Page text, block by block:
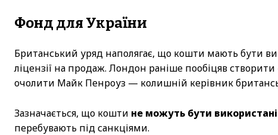
Фонд для України
Британський уряд наполягає, що кошти мають бути
ліцензії на продаж. Лондон раніше пообіцяв створити
очолити Майк Пенроуз — колишній керівник
Зазначається, що кошти не можуть бути використані
перебувають під санкціями.